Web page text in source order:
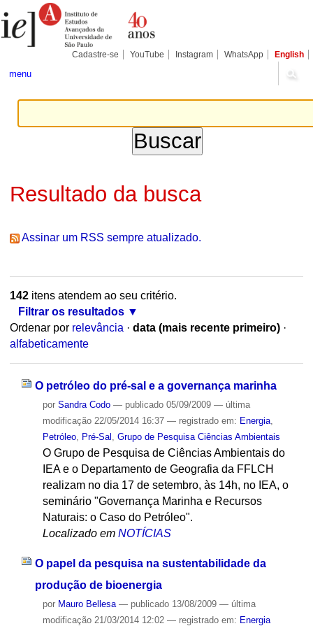
para
conteúdo.
Pessoais
Cadastre-se YouTube Instagram WhatsApp English
menu
Resultado da busca
Assinar um RSS sempre atualizado.
142itens atendem ao seu critério.
Filtrar os resultados
Ordenar por relevância · data (mais recente primeiro) ·
alfabeticamente
O petróleo do pré-sal e a governança marinha
por Sandra Codo — publicado05/09/2009 — última
modificação22/05/2014 16:37 — registrado em: Energia,
Petróleo, Pré-Sal Grupo de Pesquisa Ciências Ambientais
O Grupo de Pesquisa de Ciências Ambientais do
IEA e o Departamento de Geografia da FFLCH
realizam no dia 17 de setembro, às 14h, no IEA, o
seminário "Governança Marinha e Recursos
Naturais: o Caso do Petróleo".
Localizado em NOTÍCIAS
O papel da pesquisa na sustentabilidade da
produção de bioenergia
por Mauro Bellesa — publicado13/08/2009 — última
modificação21/03/2014 12:02 — registrado em: Energia